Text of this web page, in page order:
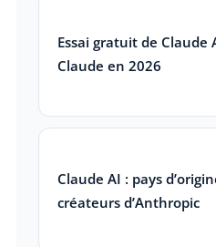
Essai gratuit de
Claude en 2026
Claude AI : pays
créateurs d’Anthropic